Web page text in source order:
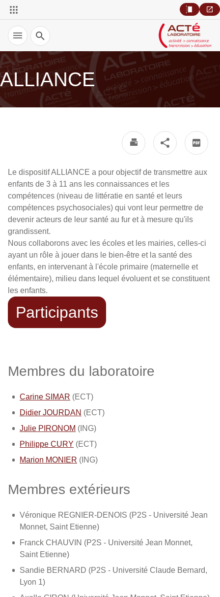
Recherche
ALLIANCE
Le dispositif ALLIANCE a pour objectif de transmettre aux
enfants de 3 à 11 ans les connaissances et les
compétences (niveau de littératie en santé et leurs
compétences psychosociales) qui vont leur permettre de
devenir acteurs de leur santé au fur et à mesure qu'ils
grandissent.
Nous collaborons avec les écoles et les mairies, celles-ci
ayant un rôle à jouer dans le bien-être et la santé des
enfants, en intervenant à l'école primaire (maternelle et
élémentaire), milieu dans lequel évoluent et se constituent
les enfants.
Participants
Membres du laboratoire
Carine SIMAR (ECT)
Didier JOURDAN (ECT)
Julie PIRONOM (ING)
Philippe CURY (ECT)
Marion MONIER (ING)
Membres extérieurs
Véronique REGNIER-DENOIS (P2S - Université Jean
Monnet, Saint Etienne)
Franck CHAUVIN (P2S - Université Jean Monnet,
Saint Etienne)
Sandie BERNARD (P2S - Université Claude Bernard,
Lyon 1)